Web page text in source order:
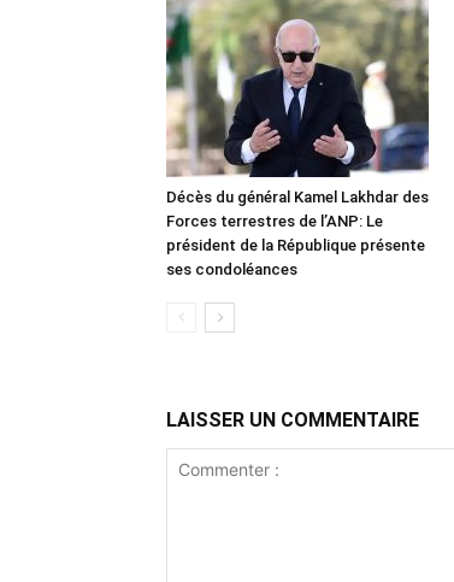
Décès du général Kamel Lakhdar des
Forces terrestres de l’ANP: Le
président de la République présente
ses condoléances
LAISSER UN COMMENTAIRE